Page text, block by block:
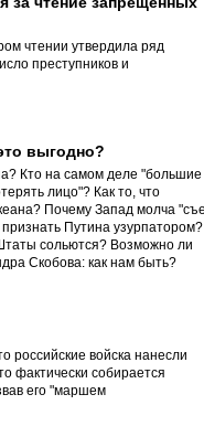
чтении утвердила ряд
преступников и
выгодно?
Кто на самом деле "большие
лицо"? Как то, что
Почему Запад молча
Путина узурпатором?
сольются? Возможно ли
Скобова: как нам быть?
российские войска нанесли
фактически собирается
его "маршем